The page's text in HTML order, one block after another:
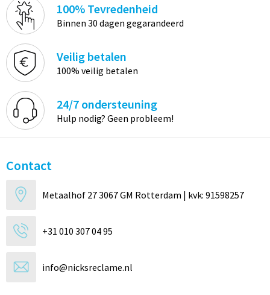
100% Tevredenheid
Binnen 30 dagen gegarandeerd
Veilig betalen
100% veilig betalen
24/7 ondersteuning
Hulp nodig? Geen probleem!
Contact
Metaalhof 27 3067 GM Rotterdam | kvk: 91598257
+31 010 307 04 95
info@nicksreclame.nl